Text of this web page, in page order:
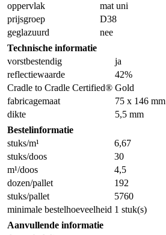
oppervlak
mat uni
prijsgroep
D38
geglazuurd
nee
Technische informatie
vorstbestendig
ja
reflectiewaarde
42%
Cradle to Cradle Certified® Gold
fabricagemaat
75 x 146 mm
dikte
5,5 mm
Bestelinformatie
stuks/m¹
6,67
stuks/doos
30
m¹/doos
4,5
dozen/pallet
192
stuks/pallet
5760
minimale bestelhoeveelheid 1 stuk(s)
Aanvullende informatie